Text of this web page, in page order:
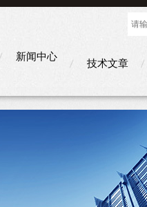
新闻中心
技术文章